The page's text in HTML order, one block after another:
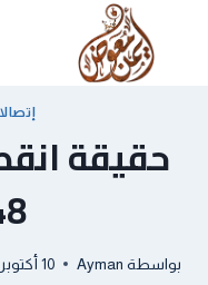
حقيقة
48
بواسطة Ayman 10 أكتوبر, 2018